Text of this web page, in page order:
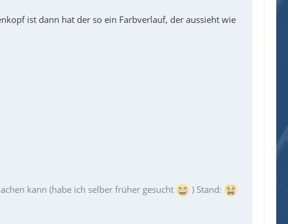
ist dann hat der so ein Farbverlauf, der aussieht wie
kann (habe ich selber früher gesucht
) Stand: